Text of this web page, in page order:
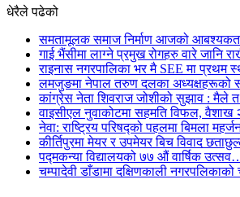
धेरैले पढेको
समतामूलक समाज निर्माण आजको
गाई भैंसीमा लाग्ने प्रमुख रोगहरु वारे जानि
राइनास नगरपालिका भर मै SEE मा प्रथम
लमजुङमा नेपाल तरुण दलका
कांग्रेस नेता शिवराज जोशीको सुझाव : मैले
वाइसीएल नुवाकोटमा सहमति विफल, वैशाख
नेवा: राष्ट्रिय परिषद्को पहलमा बिमला
कीर्तिपुरमा मेयर र उपमेयर बिच विवाद
पद्मकन्या विद्यालयको ७७ औं ‌‌वार्षिक
चम्पादेवी डाँडामा दक्षिणकाली